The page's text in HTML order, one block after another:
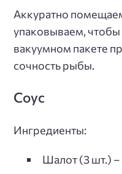
Аккуратно
упаковываем,
вакуумном пакете
сочность рыбы.
Соус
Ингредиенты:
Шалот (3 шт.)